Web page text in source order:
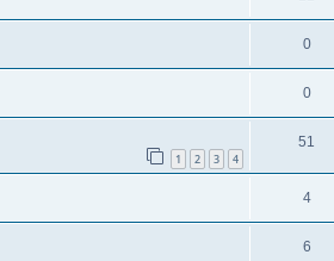
0
0
1 2 3 4
51
4
6